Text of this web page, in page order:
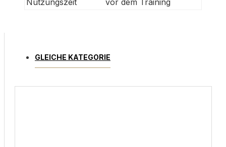
Nutzungszeit
vor dem Training
GLEICHE KATEGORIE